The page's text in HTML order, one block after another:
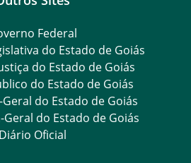
Federal
do Estado de Goiás
do Estado de Goiás
do Estado de Goiás
do Estado de Goiás
do Estado de Goiás
Diário Oficial